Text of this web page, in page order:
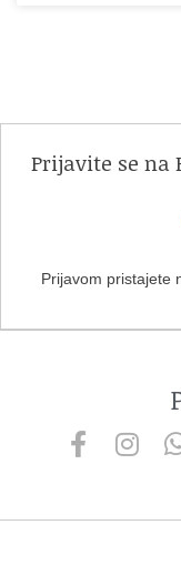
Prijavite se na
Prijavom pristajete